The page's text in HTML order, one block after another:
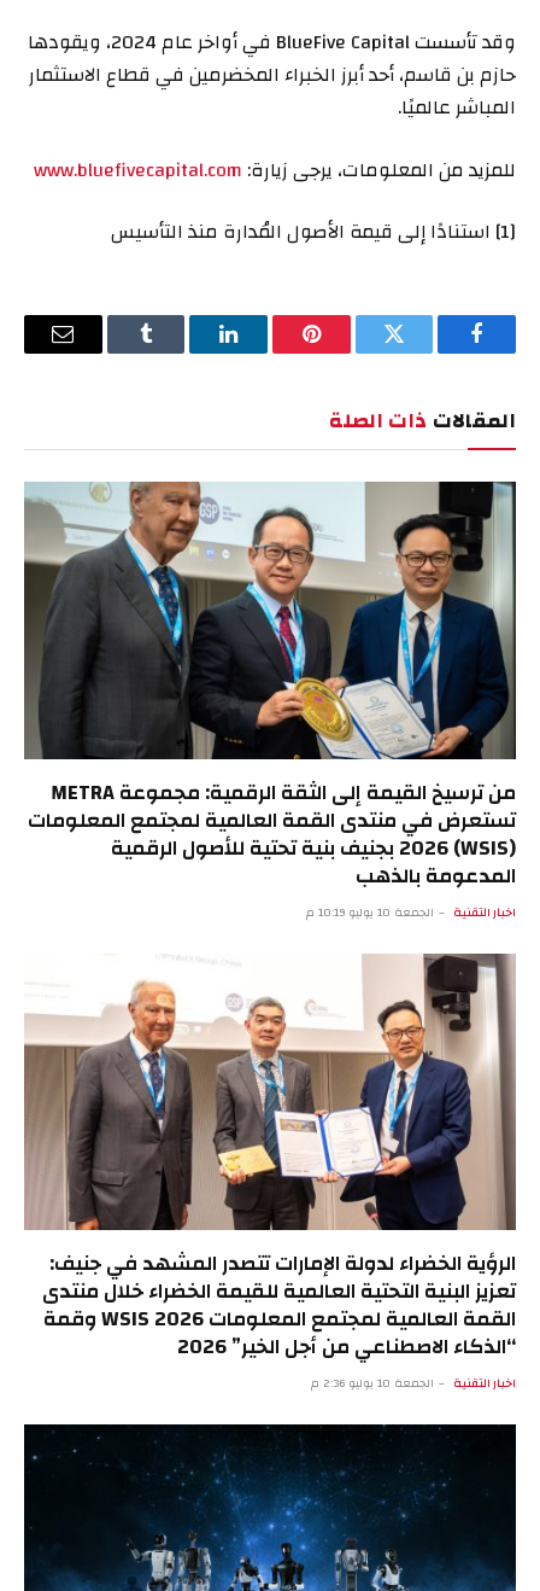
وقد تأسست BlueFive Capital في أواخر عام 2024، ويقودها
حازم بن قاسم، أحد أبرز الخبراء المخضرمين في قطاع الاستثمار
المباشر عالميًا.
للمزيد من المعلومات، يرجى زيارة: www.bluefivecapital.com
[1] استنادًا إلى قيمة الأصول المُدارة منذ التأسيس
فيسبوك تويتر بينتيريستلينكدإن Tumblr
البريد
المقالات ذات الصلة
من ترسيخ القيمة إلى الثقة الرقمية: مجموعة METRA
تستعرض في منتدى القمة العالمية لمجتمع المعلومات
(WSIS) 2026 بجنيف بنية تحتية للأصول الرقمية
المدعومة بالذهب
اخبار التقنية الجمعة 10 يوليو 10:19 م
الرؤية الخضراء لدولة الإمارات تتصدر المشهد في جنيف:
تعزيز البنية التحتية العالمية للقيمة الخضراء خلال منتدى
القمة العالمية لمجتمع المعلومات WSIS 2026 وقمة
“الذكاء الاصطناعي من أجل الخير” 2026
اخبار التقنية الجمعة 10 يوليو 2:36 م